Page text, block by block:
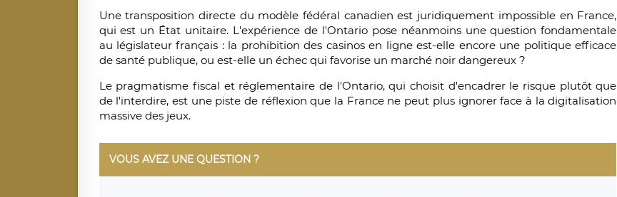
Une transposition directe du modèle fédéral canadien est juridiquement impossible en France,
qui est un État unitaire. L'expérience de l'Ontario pose néanmoins une question fondamentale
au législateur français : la prohibition des casinos en ligne est-elle encore une politique efficace
de santé publique, ou est-elle un échec qui favorise un marché noir dangereux ?
Le pragmatisme fiscal et réglementaire de l'Ontario, qui choisit d'encadrer le risque plutôt que
de l'interdire, est une piste de réflexion que la France ne peut plus ignorer face à la digitalisation
massive des jeux.
VOUS AVEZ UNE QUESTION ?